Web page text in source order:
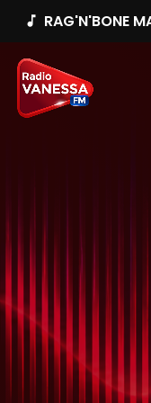
music_note RAG'N'BONE